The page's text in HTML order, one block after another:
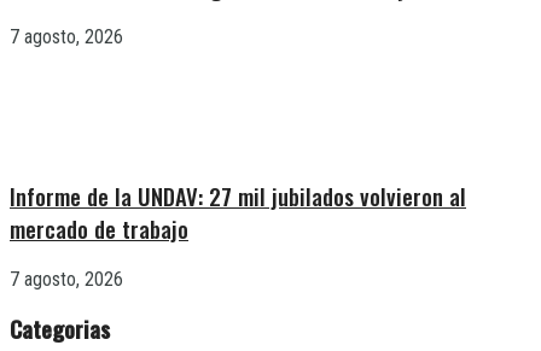
7 agosto, 2026
Informe de la UNDAV: 27 mil jubilados volvieron al
mercado de trabajo
7 agosto, 2026
Categorias